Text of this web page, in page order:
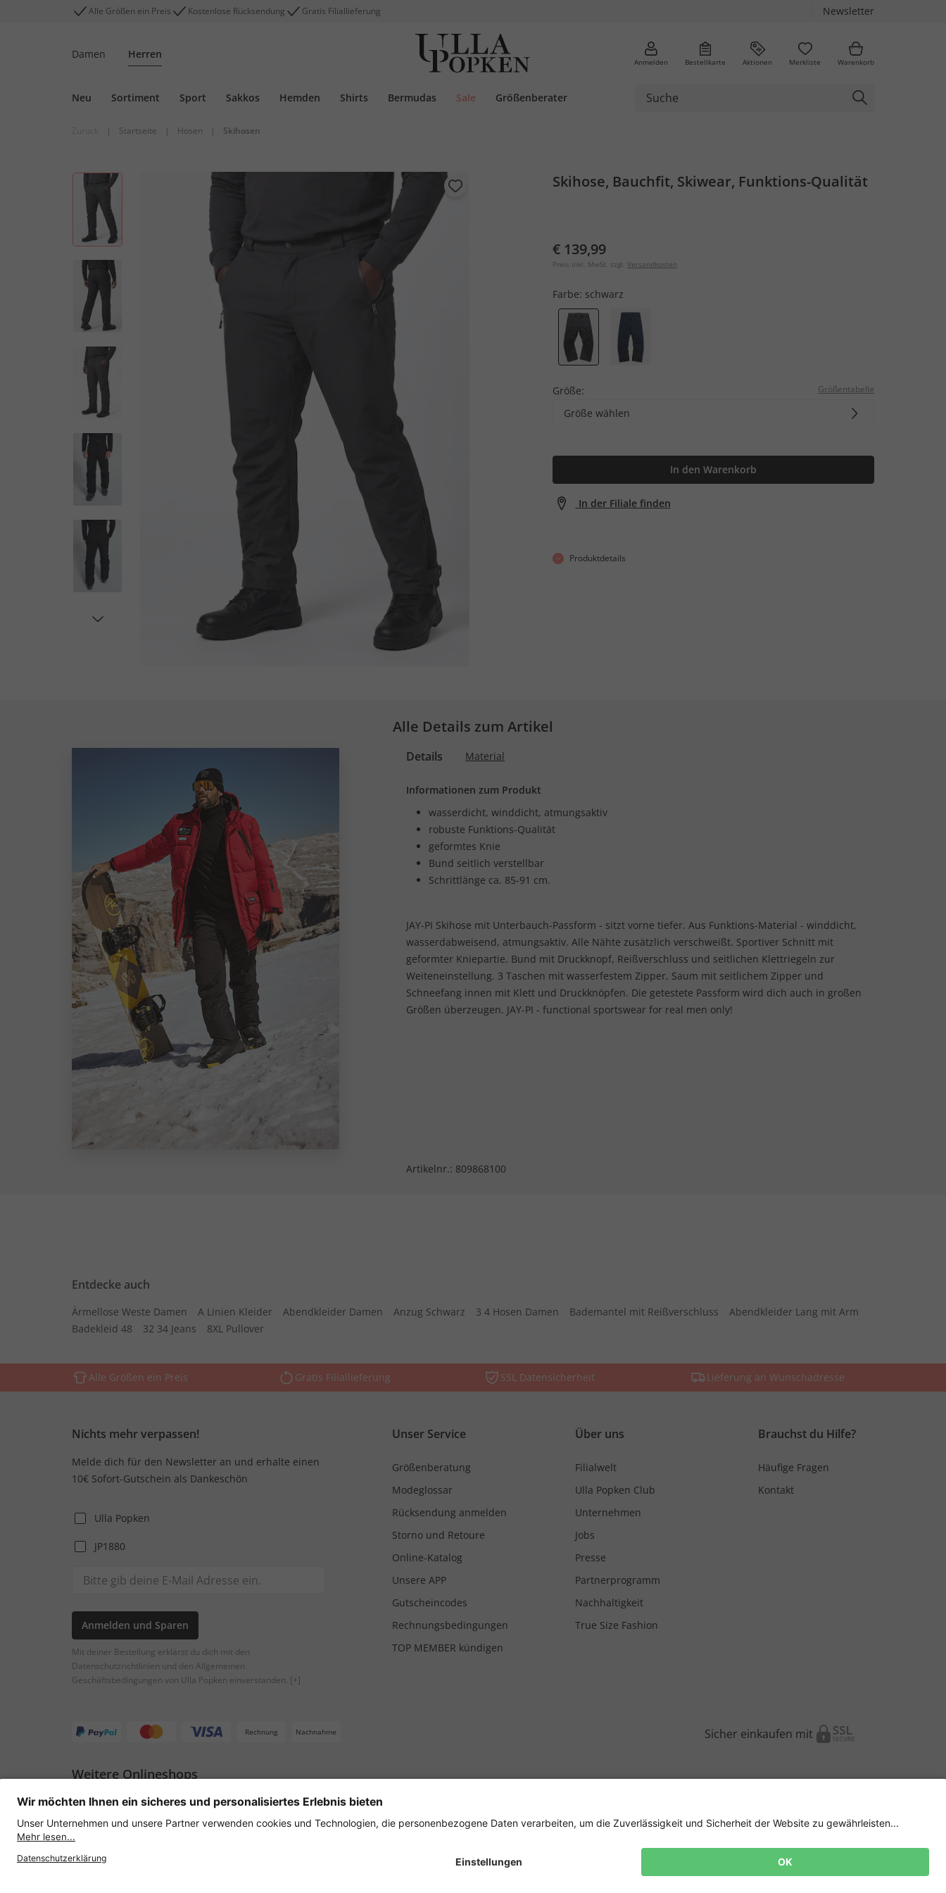
Alle Größen ein Preis Kostenlose Rücksendung Gratis Filiallieferung Newsletter
Damen Herren
Anmelden Bestellkarte Aktionen Merkliste Warenkorb
Neu Sortiment Sport Sakkos Hemden Shirts Bermudas Sale Größenberater
| Startseite | Hosen | Skihosen
Skihose, Bauchfit, Skiwear, Funktions-Qualität
€ 139,99
Preis inkl. MwSt. zzgl. Versandkosten
Farbe: schwarz
Größe: Größentabelle
Größe wählen
In den Warenkorb
In der Filiale finden
Produktdetails
Alle Details zum Artikel
Details Material
Informationen zum Produkt
wasserdicht, winddicht, atmungsaktiv
robuste Funktions-Qualität
geformtes Knie
Bund seitlich verstellbar
Schrittlänge ca. 85-91 cm.
JAY-PI Skihose mit Unterbauch-Passform - sitzt vorne tiefer. Aus Funktions-Material - winddicht,
wasserdabweisend, atmungsaktiv. Alle Nähte zusätzlich verschweißt. Sportiver Schnitt mit
geformter Kniepartie. Bund mit Druckknopf, Reißverschluss und seitlichen Klettriegeln zur
Weiteneinstellung. 3 Taschen mit wasserfestem Zipper, Saum mit seitlichem Zipper und
Schneefang innen mit Klett und Druckknöpfen. Die getestete Passform wird dich auch in großen
Größen überzeugen. JAY-PI - functional sportswear for real men only!
Artikelnr.: 809868100
Entdecke auch
Ärmellose Weste Damen A Linien Kleider Abendkleider Damen Anzug Schwarz 3 4 Hosen Damen Bademantel mit Reißverschluss
Abendkleider Lang mit Arm
Badekleid 48
32 34 Jeans 8XL Pullover
Alle Größen ein Preis Gratis Filiallieferung SSL Datensicherheit Lieferung an Wunschadresse
Nichts mehr verpassen!
Melde dich für den Newsletter an und erhalte einen
10€ Sofort-Gutschein als Dankeschön
Ulla Popken
JP1880
Anmelden und Sparen
Mit deiner Bestellung erklärst du dich mit den
Datenschutzrichtlinien und den Allgemeinen
Geschäftsbedingungen von Ulla Popken einverstanden. [+]
Unser Service
Größenberatung
Modeglossar
Rücksendung anmelden
Storno und Retoure
Online-Katalog
Unsere APP
Gutscheincodes
Rechnungsbedingungen
TOP MEMBER kündigen
Über uns
Filialwelt
Ulla Popken Club
Unternehmen
Jobs
Presse
Partnerprogramm
Nachhaltigkeit
True Size Fashion
Brauchst du Hilfe?
Häufige Fragen
Kontakt
Rechnung Nachnahme Sicher einkaufen mit
Weitere Onlineshops
Österreich